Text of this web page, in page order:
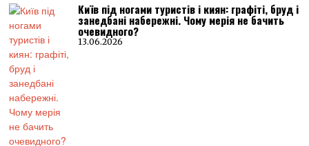
Київ під ногами туристів і киян: графіті, бруд і
занедбані набережні. Чому мерія не бачить
очевидного?
13.06.2026